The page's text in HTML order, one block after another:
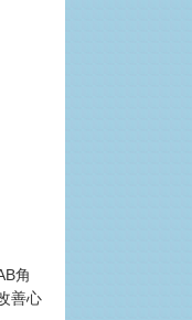
角
善心